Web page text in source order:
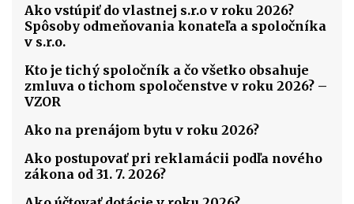
Ako vstúpiť do vlastnej s.r.o v roku 2026?
Spôsoby odmeňovania konateľa a spoločníka
v s.r.o.
Kto je tichý spoločník a čo všetko obsahuje
zmluva o tichom spoločenstve v roku 2026? –
VZOR
Ako na prenájom bytu v roku 2026?
Ako postupovať pri reklamácii podľa nového
zákona od 31. 7. 2026?